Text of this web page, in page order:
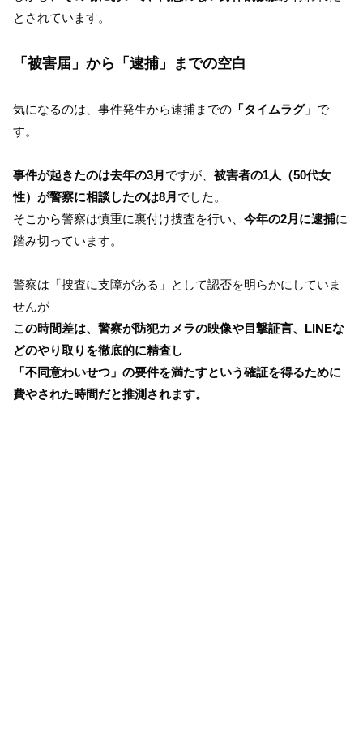
とされています。
「被害届」から「逮捕」までの空白
気になるのは、事件発生から逮捕までの 「タイムラグ」 で
す。
事件が起きたのは去年の3月 ですが、 被害者の1人（50代女
性）が警察に相談したのは8月 でした。
そこから警察は慎重に裏付け捜査を行い、 今年の2月に逮捕に
踏み切っています。
警察は「捜査に支障がある」として認否を明らかにしていま
せんが
この時間差は、警察が防犯カメラの映像や目撃証言、LINEな
どのやり取りを徹底的に精査し
「不同意わいせつ」の要件を満たすという確証を得るために
費やされた時間だと推測されます。